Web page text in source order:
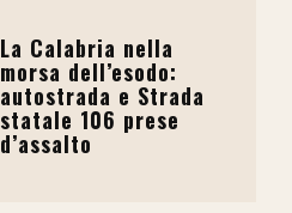
La Calabria nella
morsa dell’esodo:
autostrada e Strada
statale 106 prese
d’assalto